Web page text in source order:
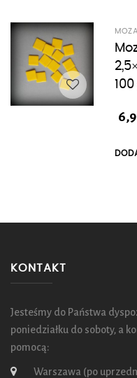
KONTAKT
Jesteśmy do Państwa
poniedziałku do soboty, a
pomocą:
Warszawa (po